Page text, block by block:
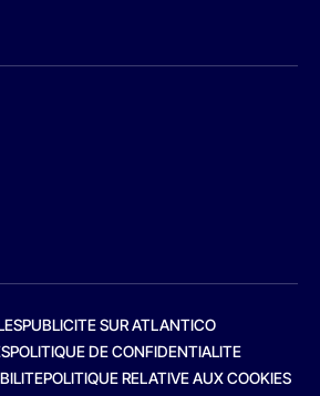
PUBLICITE SUR ATLANTICO
POLITIQUE DE CONFIDENTIALITE
POLITIQUE RELATIVE AUX COOKIES